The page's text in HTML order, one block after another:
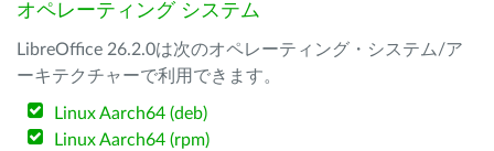
オペレーティング システム
LibreOffice 26.2.0は次のオペレーティング・システム/ア
ーキテクチャーで利用できます。
Linux Aarch64 (deb)
Linux Aarch64 (rpm)